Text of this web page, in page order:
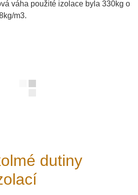
váha použité izolace byla 330kg o
m3.
dutiny